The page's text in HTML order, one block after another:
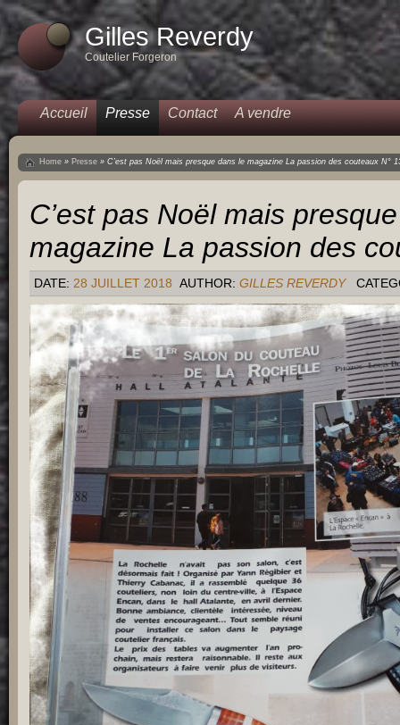
Gilles Reverdy
Coutelier Forgeron
Accueil Presse Contact A vendre
Home » Presse » C’est pas Noël mais presque dans le magazine La passion des couteaux N°
C’est pas Noël mais
magazine La passion des
DATE: 28 JUILLET 2018 AUTHOR: GILLES REVERDY